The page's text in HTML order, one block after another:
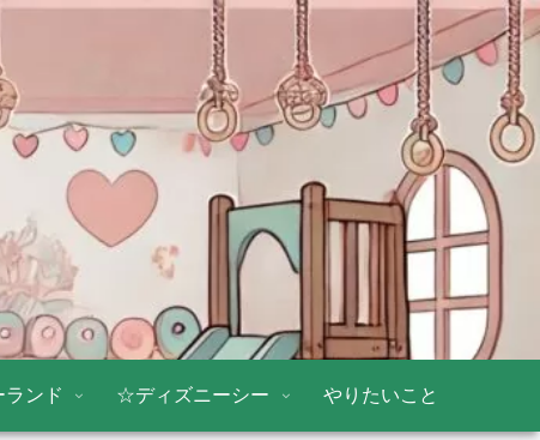
ンド ☆ディズニーシー やりたいこと